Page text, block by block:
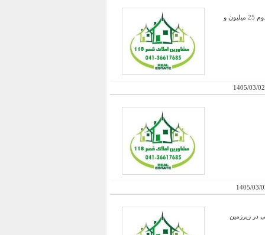
فروش دو واحد در حال ساخت با کلاسی بسیار متفاوت - زمان تحویل 99/12/15 طبقه اول هر متر 24 میلیون و طبقه دوم 25 میلیون و
1405/03/02
1405/03/